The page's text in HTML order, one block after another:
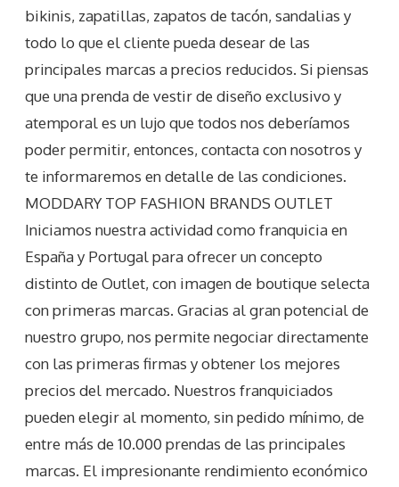
bikinis, zapatillas, zapatos de tacón, sandalias y
todo lo que el cliente pueda desear de las
principales marcas a precios reducidos. Si piensas
que una prenda de vestir de diseño exclusivo y
atemporal es un lujo que todos nos deberíamos
poder permitir, entonces, contacta con nosotros y
te informaremos en detalle de las condiciones.
MODDARY TOP FASHION BRANDS OUTLET
Iniciamos nuestra actividad como franquicia en
España y Portugal para ofrecer un concepto
distinto de Outlet, con imagen de boutique selecta
con primeras marcas. Gracias al gran potencial de
nuestro grupo, nos permite negociar directamente
con las primeras firmas y obtener los mejores
precios del mercado. Nuestros franquiciados
pueden elegir al momento, sin pedido mínimo, de
entre más de 10.000 prendas de las principales
marcas. El impresionante rendimiento económico